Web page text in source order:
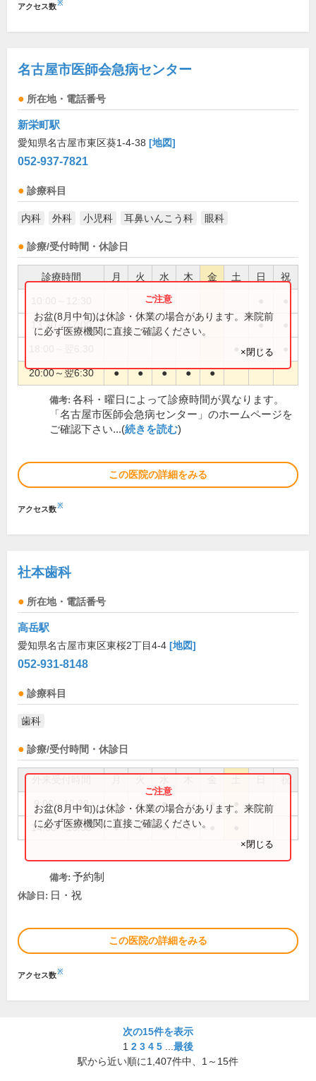
アクセス数※
名古屋市医師会急病センター
所在地・電話番号
新栄町駅
愛知県名古屋市東区葵1-4-38 [地図]
052-937-7821
診療科目
内科 外科 小児科 耳鼻いんこう科 眼科
診療/受付時間・休診日
診療時間 月 火 水 木 金 土 日 祝
13:30～17:00 ●
●
20:00～翌6:30 ● ● ● ● ●
お盆(8月中旬)は休診・休業の場合があります。来院前
に必ず医療機関に直接ご確認ください。
×閉じる
備考: 各科・曜日によって診療時間が異なります。
「名古屋市医師会急病センター」のホームページを
ご確認下さい...(続きを読む)
この医院の詳細をみる
アクセス数※
社本歯科
所在地・電話番号
高岳駅
愛知県名古屋市東区東桜2丁目4-4 [地図]
052-931-8148
診療科目
歯科
診療/受付時間・休診日
祝
9:00～12:30 ● ● ● ● ●
14:00～18:00 ● ● ● ●
お盆(8月中旬)は休診・休業の場合があります。来院前
に必ず医療機関に直接ご確認ください。
×閉じる
備考: 予約制
休診日: 日・祝
この医院の詳細をみる
アクセス数※
次の15件を表示
1 2 3 4 5
最後
駅から近い順に1,407件中、 1～15件